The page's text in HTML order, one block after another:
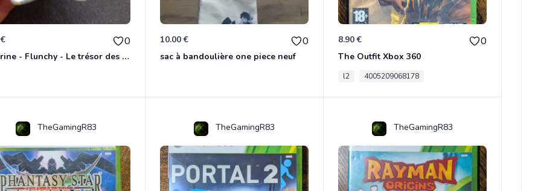
0
Figurine - Flunchy - Le trésor des templiers
10.00 € 0
sac à bandoulière one piece neuf
8.90 € 0
The Outfit Xbox 360
l2 4005209068178
TheGamingR83 TheGamingR83 TheGamingR83